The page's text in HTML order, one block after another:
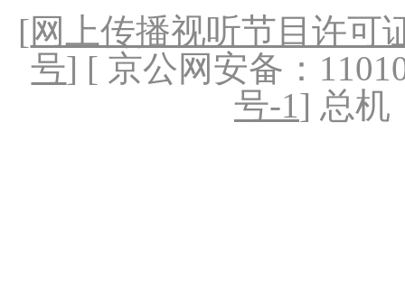
[网上传播视听节目许可
号] [ 京公网安备：
号-1] 总机